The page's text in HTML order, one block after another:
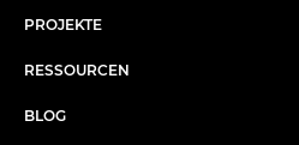
PROJEKTE
RESSOURCEN
BLOG